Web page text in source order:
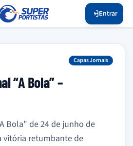
Entrar
Capas Jornais
“A Bola” –
Bola" de 24 de junho de
vitória retumbante de